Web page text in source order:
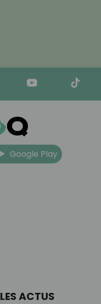
Google Play
LES ACTUS